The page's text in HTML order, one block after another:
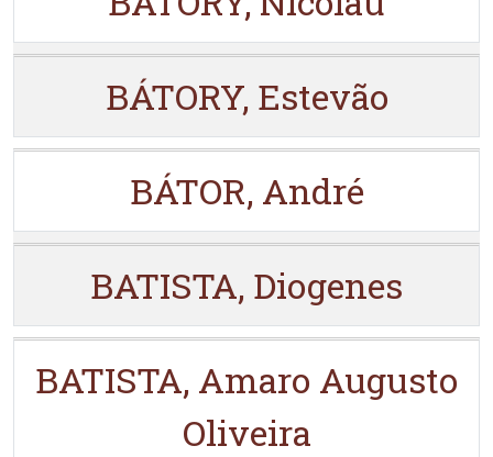
BÁTORY, Estevão
BÁTOR, André
BATISTA, Diogenes
BATISTA, Amaro Augusto
Oliveira